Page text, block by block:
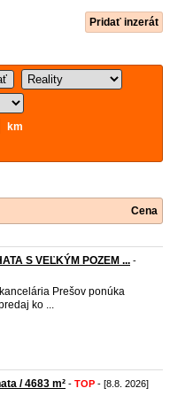
Pridať inzerát
km
Cena
S VEĽKÝM POZEM ... -
Prešov ponúka
ko ...
/ 4683 m² - TOP - [8.8. 2026]